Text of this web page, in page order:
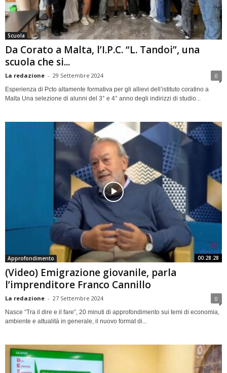
Scuola
Da Corato a Malta, l’I.P.C. “L. Tandoi”, una
scuola che si...
La redazione - 29 Settembre 2024 0
Esperienza di Pcto altamente formativa per gli allievi dell’istituto coratino a
Malta Una selezione di alunni del 3° e 4° anno degli indirizzi di studio...
00:28:28
Approfondimento
(Video) Emigrazione giovanile, parla
l’imprenditore Franco Cannillo
La redazione - 27 Settembre 2024 0
Nasce “Tra il dire e il fare”, 20 minuti di approfondimento sui temi di economia,
ambiente e attualità in generale, il nuovo format di...